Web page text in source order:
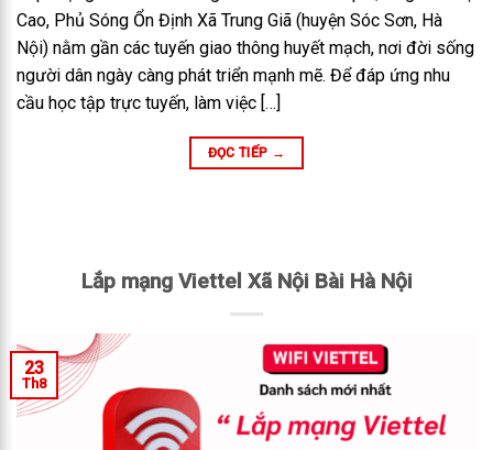
Cao, Phủ Sóng Ổn Định Xã Trung Giã (huyện Sóc Sơn, Hà
Nội) nằm gần các tuyến giao thông huyết mạch, nơi đời sống
người dân ngày càng phát triển mạnh mẽ. Để đáp ứng nhu
cầu học tập trực tuyến, làm việc […]
ĐỌC TIẾP →
Lắp mạng Viettel Xã Nội Bài Hà Nội
23
Th8